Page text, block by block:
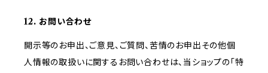
12. お問い合わせ
開示等のお申出、ご意見、ご質問、苦情のお申出その他個
人情報の取扱いに関するお問い合わせは、当ショップの「特